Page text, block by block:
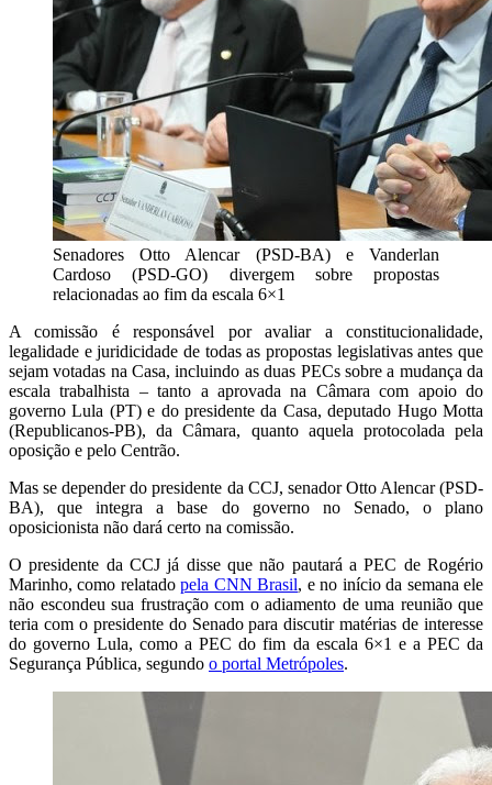
Senadores Otto Alencar (PSD-BA) e Vanderlan
Cardoso (PSD-GO) divergem sobre propostas
relacionadas ao fim da escala 6×1
A comissão é responsável por avaliar a constitucionalidade,
legalidade e juridicidade de todas as propostas legislativas antes que
sejam votadas na Casa, incluindo as duas PECs sobre a mudança da
escala trabalhista – tanto a aprovada na Câmara com apoio do
governo Lula (PT) e do presidente da Casa, deputado Hugo Motta
(Republicanos-PB), da Câmara, quanto aquela protocolada pela
oposição e pelo Centrão.
Mas se depender do presidente da CCJ, senador Otto Alencar (PSD-
BA), que integra a base do governo no Senado, o plano
oposicionista não dará certo na comissão.
O presidente da CCJ já disse que não pautará a PEC de Rogério
Marinho, como relatadopela CNN Brasil, e no início da semana ele
não escondeu sua frustração com o adiamento de uma reunião que
teria com o presidente do Senado para discutir matérias de interesse
do governo Lula, como a PEC do fim da escala 6×1 e a PEC da
Segurança Pública, segundo o portal Metrópoles.